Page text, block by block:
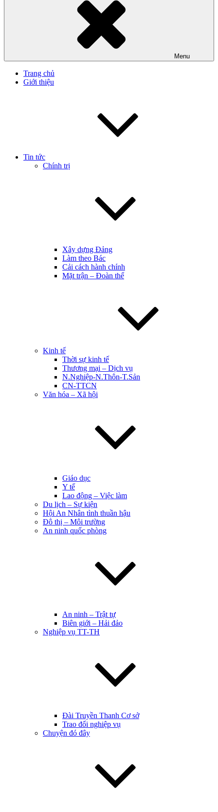
Menu
Trang chủ
Giới thiệu
Tin tức
Chính trị
Xây dựng Đảng
Làm theo Bác
Cải cách hành chính
Mặt trận – Đoàn thể
Kinh tế
Thời sự kinh tế
Thương mại – Dịch vụ
N.Nghiệp-N.Thôn-T.Sản
CN-TTCN
Văn hóa – Xã hội
Giáo dục
Y tế
Lao động – Việc làm
Du lịch – Sự kiện
Hội An Nhân tình thuần hậu
Đô thị – Môi trường
An ninh quốc phòng
An ninh – Trật tự
Biên giới – Hải đảo
Nghiệp vụ TT-TH
Đài Truyền Thanh Cơ sở
Trao đổi nghiệp vụ
Chuyện đó đây